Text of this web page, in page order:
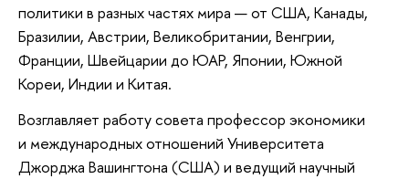
политики в разных частях мира — от США, Канады,
Бразилии, Австрии, Великобритании, Венгрии,
Франции, Швейцарии до ЮАР, Японии, Южной
Кореи, Индии и Китая.
Возглавляет работу совета профессор экономики
и международных отношений Университета
Джорджа Вашингтона (США) и ведущий научный